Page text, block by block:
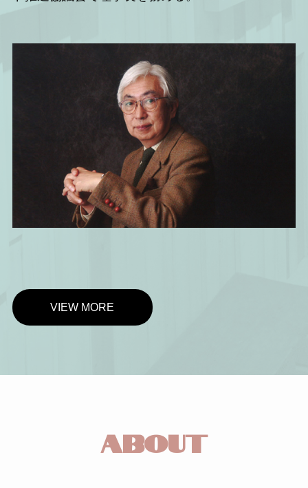
VIEW MORE
ABOUT